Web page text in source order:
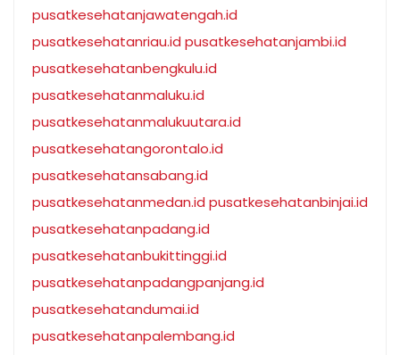
pusatkesehatanjawatengah.id
pusatkesehatanriau.id pusatkesehatanjambi.id
pusatkesehatanbengkulu.id
pusatkesehatanmaluku.id
pusatkesehatanmalukuutara.id
pusatkesehatangorontalo.id
pusatkesehatansabang.id
pusatkesehatanmedan.id pusatkesehatanbinjai.id
pusatkesehatanpadang.id
pusatkesehatanbukittinggi.id
pusatkesehatanpadangpanjang.id
pusatkesehatandumai.id
pusatkesehatanpalembang.id